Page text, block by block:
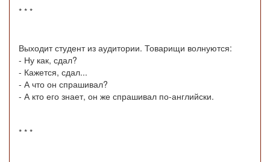
* * *
Выходит студент из аудитории. Товарищи волнуются:
- Ну как, сдал?
- Кажется, сдал...
- А что он спрашивал?
- А кто его знает, он же спрашивал по-английски.
* * *